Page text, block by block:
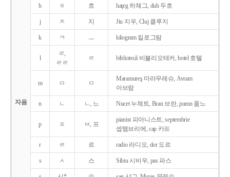
자음
h ㅎ 흐 haţeg 하체그, duh 두흐
j ㅈ 지 Jiu 지우, Cluj 클루지
k ㅋ ㅡ kilogram 킬로그람
l
ㄹ,
ㄹㄹ
ㄹ bibliotecǎ 비블리오테커, hotel 호텔
m ㅁ ㅁ
Maramureş 마라무레슈, Avram
아브람
n ㄴ ㄴ, 느 Nucet 누체트, Bran 브란, pumn 품느
p ㅍ ㅂ, 프
pianist 피아니스트, septembrie
셉템브리에, cap 카프
r ㄹ 르 radio 라디오, dor 도르
s ㅅ 스 Sibiu 시비우, pas 파스